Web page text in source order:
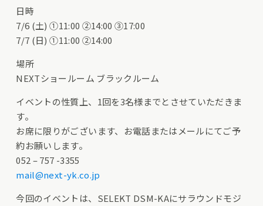
日時
7/6 (土) ①11:00 ②14:00 ③17:00
7/7 (日) ①11:00 ②14:00
場所
NEXTショールーム ブラックルーム
イベントの性質上、1回を3名様までとさせていただきま
す。
お席に限りがございます、お電話またはメールにてご予
約お願いします。
052 – 757 -3355
mail@next-yk.co.jp
今回のイベントは、SELEKT DSM-KAにサラウンドモジ